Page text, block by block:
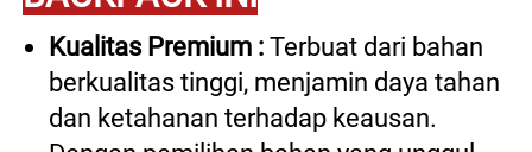
Kualitas Premium : Terbuat dari bahan
berkualitas tinggi, menjamin daya tahan
dan ketahanan terhadap keausan.